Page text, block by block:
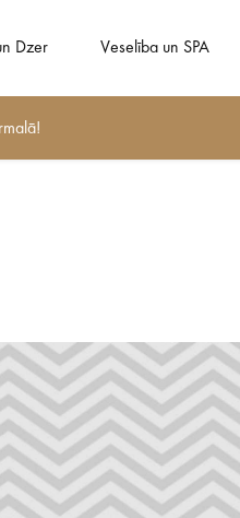
Dzer Veselība un SPA